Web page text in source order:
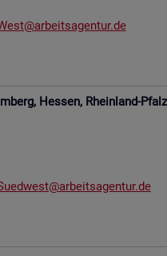
Hes­sen, Rhein­land-